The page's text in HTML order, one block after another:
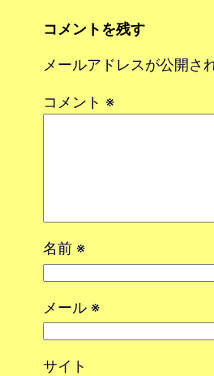
コメントを残す
メールアドレスが公開さ
コメント ※
名前 ※
メール ※
サイト